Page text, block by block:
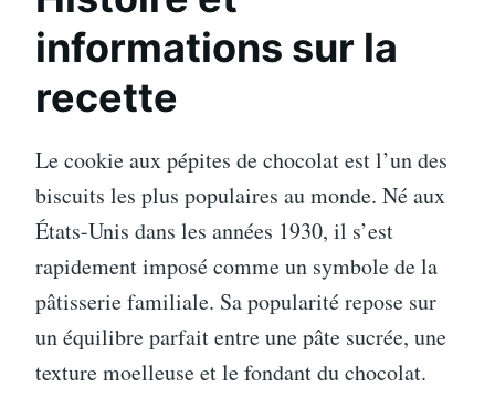
informations sur la
recette
Le cookie aux pépites de chocolat est l’un des
biscuits les plus populaires au monde. Né aux
États-Unis dans les années 1930, il s’est
rapidement imposé comme un symbole de la
pâtisserie familiale. Sa popularité repose sur
un équilibre parfait entre une pâte sucrée, une
texture moelleuse et le fondant du chocolat.